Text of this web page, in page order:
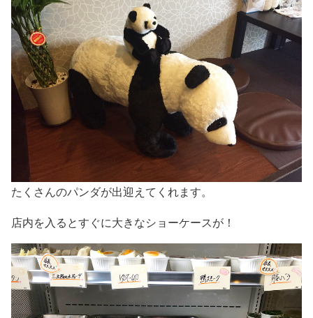
たくさんのパンダが出迎えてくれます。
店内を入るとすぐに大きなショーケースが！